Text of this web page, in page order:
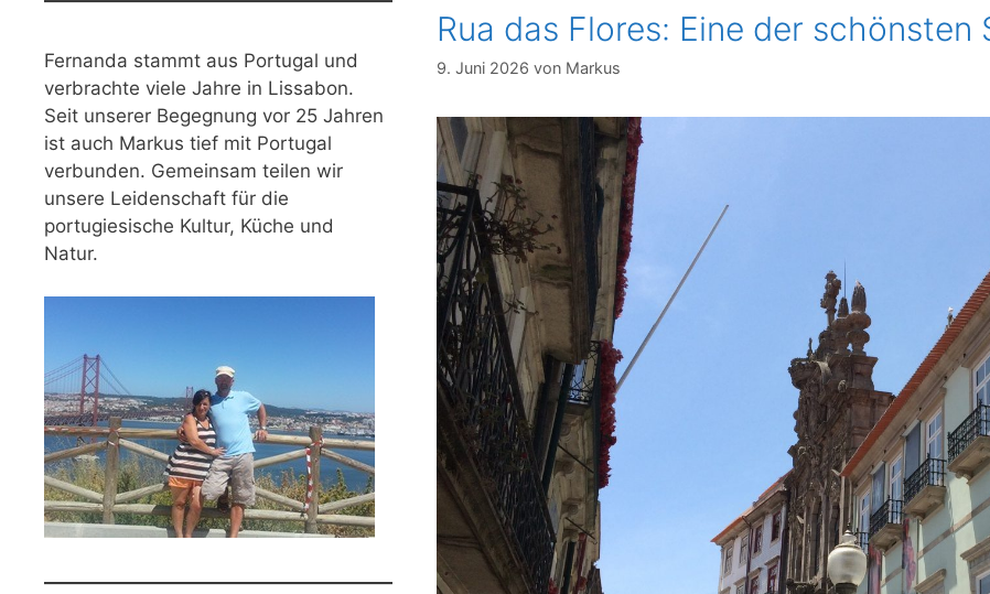
Rua das Flores: Eine der schönsten
9. Juni 2026 von Markus
Fernanda stammt aus Portugal und
verbrachte viele Jahre in Lissabon.
Seit unserer Begegnung vor 25 Jahren
ist auch Markus tief mit Portugal
verbunden. Gemeinsam teilen wir
unsere Leidenschaft für die
portugiesische Kultur, Küche und
Natur.